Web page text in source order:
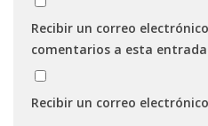
Recibir un correo
comentarios a esta
Recibir un correo